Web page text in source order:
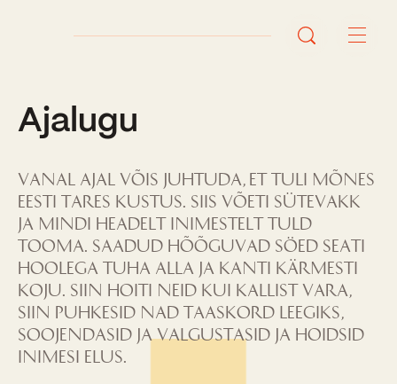
Sündmused
Õppetöö
Perioodõpe
Koolist
Sisseastumisinfo
Ajalugu
Vanal ajal võis juhtuda, et tuli mõnes
Eesti tares kustus. Siis võeti sütevakk
ja mindi headelt inimestelt tuld
tooma. Saadud hõõguvad söed seati
hoolega tuha alla ja kanti kärmesti
koju. Siin hoiti neid kui kallist vara,
siin puhkesid nad taaskord leegiks,
soojendasid ja valgustasid ja hoidsid
inimesi elus.